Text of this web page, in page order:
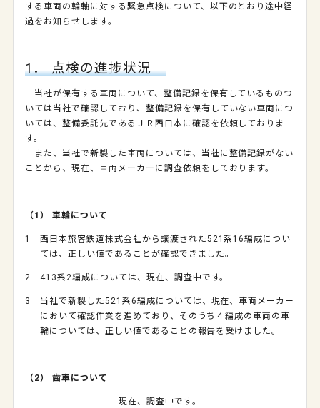
する車両の輪軸に対する緊急点検について、以下のとおり途中経
過をお知らせします。
1． 点検の進捗状況
当社が保有する車両について、整備記録を保有しているものつ
いては当社で確認しており、整備記録を保有していない車両につ
いては、整備委託先であるＪＲ西日本に確認を依頼しておりま
す。
また、当社で新製した車両については、当社に整備記録がない
ことから、現在、車両メーカーに調査依頼をしております。
（1） 車輪について
1 西日本旅客鉄道株式会社から譲渡された521系16編成につい
ては、正しい値であることが確認できました。
2 413系2編成については、現在、調査中です。
3 当社で新製した521系6編成については、現在、車両メーカー
において確認作業を進めており、そのうち４編成の車両の車
輪については、正しい値であることの報告を受けました。
（2） 歯車について
現在、調査中です。